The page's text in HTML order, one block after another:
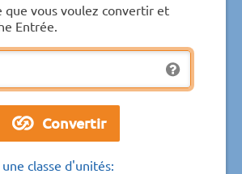
que vous voulez convertir et
Entrée.
classe d'unités: